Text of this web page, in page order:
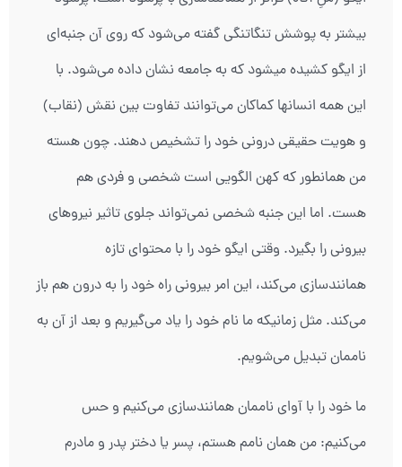
بیشتر به پوشش تنگاتنگی گفته می‌شود که روی آن جنبه‌ای
از ایگو کشیده می‏شود که به جامعه نشان داده می‌شود. با
این همه انسانها کماکان می‌توانند تفاوت بین نقش (نقاب)
و هویت حقیقی درونی خود را تشخیص دهند. چون هسته
من همانطور که کهن الگویی است شخصی و فردی هم
هست. اما این جنبه شخصی نمی‌تواند جلوی تاثیر نیروهای
بیرونی را بگیرد. وقتی ایگو خود را با محتوای تازه
همانندسازی می‌کند، این امر بیرونی راه خود را به درون هم باز
می‌کند. مثل زمانیکه ما نام خود را یاد می‌گیریم و بعد از آن به
ناممان تبدیل می‌شویم.
ما خود را با آوای ناممان همانندسازی می‌کنیم و حس
می‌کنیم: من همان نامم هستم، پسر یا دختر پدر و مادرم